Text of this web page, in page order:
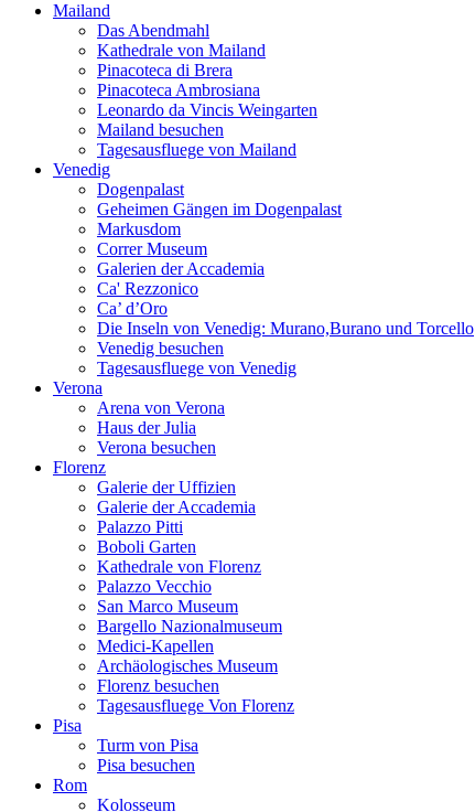
Mailand
Das Abendmahl
Kathedrale von Mailand
Pinacoteca di Brera
Pinacoteca Ambrosiana
Leonardo da Vincis Weingarten
Mailand besuchen
Tagesausfluege von Mailand
Venedig
Dogenpalast
Geheimen Gängen im Dogenpalast
Markusdom
Correr Museum
Galerien der Accademia
Ca' Rezzonico
Ca’ d’Oro
Die Inseln von Venedig: Murano,Burano und Torcello
Venedig besuchen
Tagesausfluege von Venedig
Verona
Arena von Verona
Haus der Julia
Verona besuchen
Florenz
Galerie der Uffizien
Galerie der Accademia
Palazzo Pitti
Boboli Garten
Kathedrale von Florenz
Palazzo Vecchio
San Marco Museum
Bargello Nazionalmuseum
Medici-Kapellen
Archäologisches Museum
Florenz besuchen
Tagesausfluege Von Florenz
Pisa
Turm von Pisa
Pisa besuchen
Rom
Kolosseum